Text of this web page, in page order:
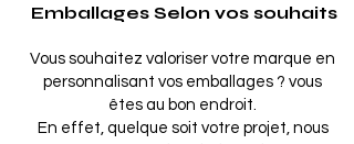
Emballages Selon vos souhaits
Vous souhaitez valoriser votre marque en
personnalisant vos emballages ? vous
êtes au bon endroit.
En effet, quelque soit votre projet, nous